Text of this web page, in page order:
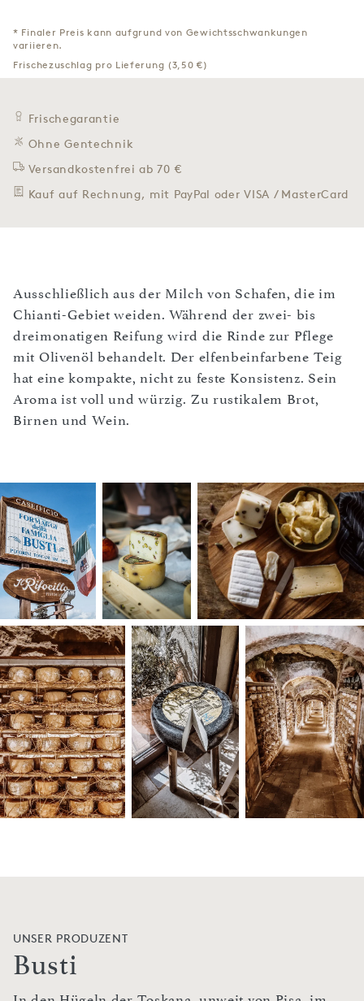
* Finaler Preis kann aufgrund von Gewichtsschwankungen
variieren.
Frischezuschlag pro Lieferung (3,50 €)
Frischegarantie
Ohne Gentechnik
Versandkostenfrei ab 70 €
Kauf auf Rechnung, mit PayPal oder VISA / MasterCard
Ausschließlich aus der Milch von Schafen, die im
Chianti-Gebiet weiden. Während der zwei- bis
dreimonatigen Reifung wird die Rinde zur Pflege
mit Olivenöl behandelt. Der elfenbeinfarbene Teig
hat eine kompakte, nicht zu feste Konsistenz. Sein
Aroma ist voll und würzig. Zu rustikalem Brot,
Birnen und Wein.
UNSER PRODUZENT
Busti